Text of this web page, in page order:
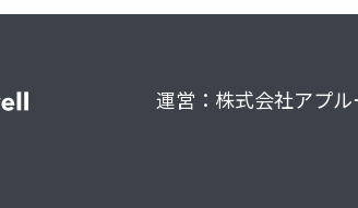
運営：株式会社アプル